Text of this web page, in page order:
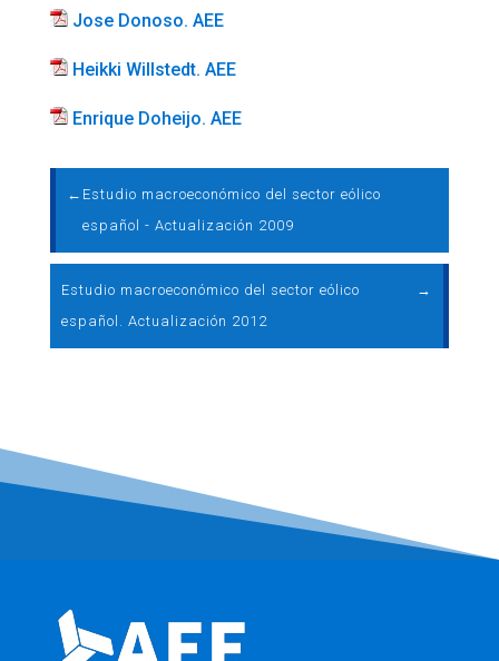
Jose Donoso. AEE
Heikki Willstedt. AEE
Enrique Doheijo. AEE
← Estudio macroeconómico del sector eólico
español - Actualización 2009
Estudio macroeconómico del sector eólico
español. Actualización 2012
→